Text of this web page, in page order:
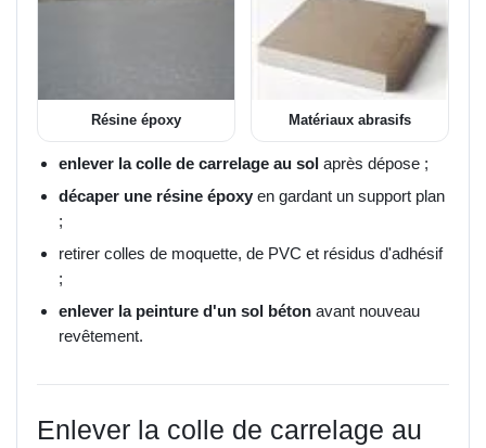
Résine époxy Matériaux abrasifs
enlever la colle de carrelage au sol après dépose ;
décaper une résine époxy en gardant un support plan
;
retirer colles de moquette, de PVC et résidus d'adhésif
;
enlever la peinture d'un sol béton avant nouveau
revêtement.
Enlever la colle de carrelage au